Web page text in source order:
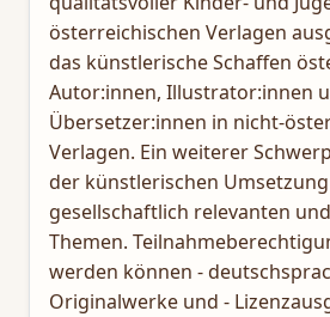
österreichischen Verlagen
das künstlerische Schaffen
Autor:innen, Illustrator:innen
Übersetzer:innen in nicht-
Verlagen. Ein weiterer
der künstlerischen
gesellschaftlich relevanten
Themen.
werden können -
Originalwerke und -